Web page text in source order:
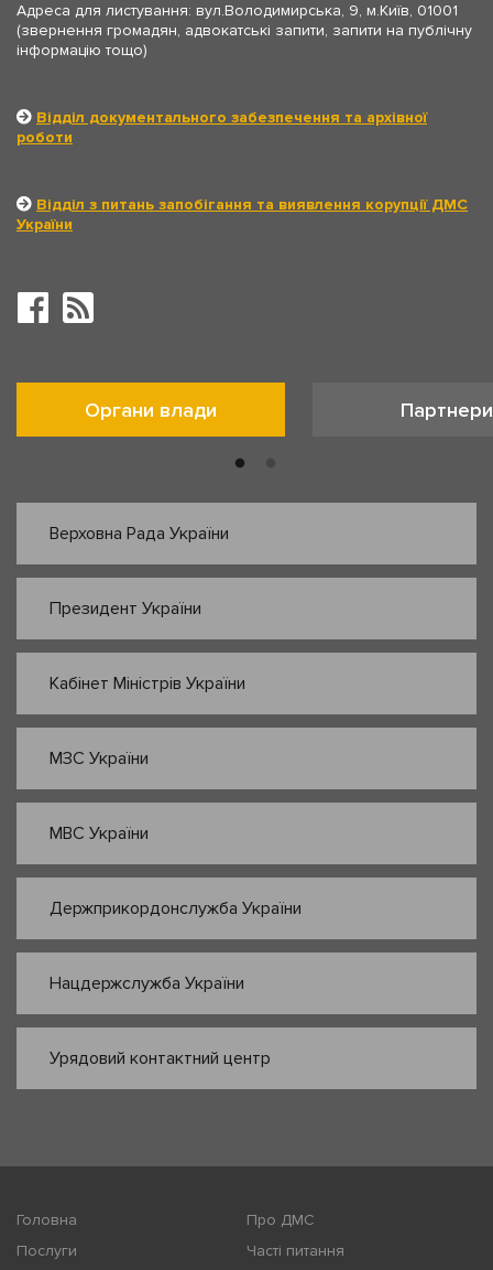
Адреса для листування: вул.Володимирська, 9, м.Київ, 01001
(звернення громадян, адвокатські запити, запити на публічну
інформацію тощо)
Відділ документального забезпечення та архівної
роботи
Відділ з питань запобігання та виявлення корупції ДМС
України
Органи влади Партнери
Верховна Рада України
Президент України
Кабінет Міністрів України
МЗС України
МВС України
Держприкордонслужба України
Нацдержслужба України
Урядовий контактний центр
Головна
Про ДМС
Послуги
Часті питання